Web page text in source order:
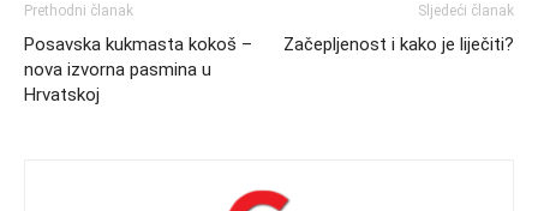
Prethodni članak
Posavska kukmasta kokoš –
nova izvorna pasmina u
Hrvatskoj
Sljedeći članak
Začepljenost i kako je liječiti?